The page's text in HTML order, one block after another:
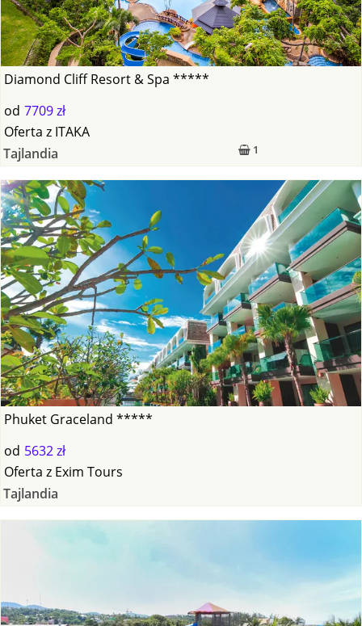
Diamond Cliff Resort & Spa *****
od 7709 zł
1
Oferta z ITAKA
Tajlandia
Phuket Graceland *****
od 5632 zł
Oferta z Exim Tours
Tajlandia